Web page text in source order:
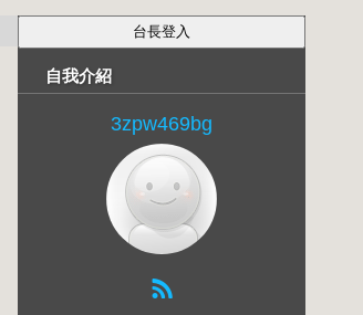
自我介紹
3zpw469bg